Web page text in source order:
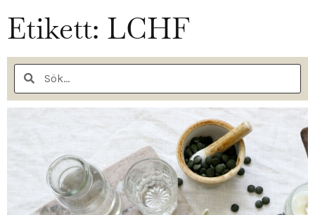
Etikett: LCHF